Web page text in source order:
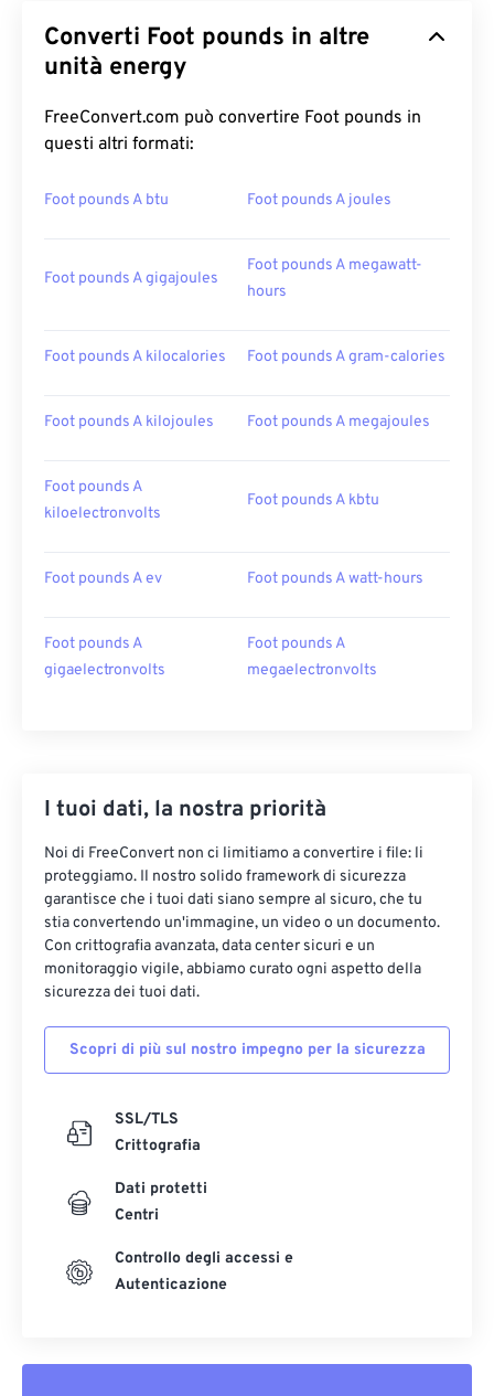
Converti Foot pounds in altre
unità energy
FreeConvert.com può convertire Foot pounds in
questi altri formati:
Foot pounds A btu Foot pounds A joules
Foot pounds A gigajoules
Foot pounds A megawatt-
hours
Foot pounds A kilocalories Foot pounds A gram-calories
Foot pounds A kilojoules Foot pounds A megajoules
Foot pounds A
kiloelectronvolts
Foot pounds A kbtu
Foot pounds A ev Foot pounds A watt-hours
Foot pounds A
gigaelectronvolts
Foot pounds A
megaelectronvolts
I tuoi dati, la nostra priorità
Noi di FreeConvert non ci limitiamo a convertire i file: li
proteggiamo. Il nostro solido framework di sicurezza
garantisce che i tuoi dati siano sempre al sicuro, che tu
stia convertendo un'immagine, un video o un documento.
Con crittografia avanzata, data center sicuri e un
monitoraggio vigile, abbiamo curato ogni aspetto della
sicurezza dei tuoi dati.
Scopri di più sul nostro impegno per la sicurezza
SSL/TLS
Crittografia
Dati protetti
Centri
Controllo degli accessi e
Autenticazione